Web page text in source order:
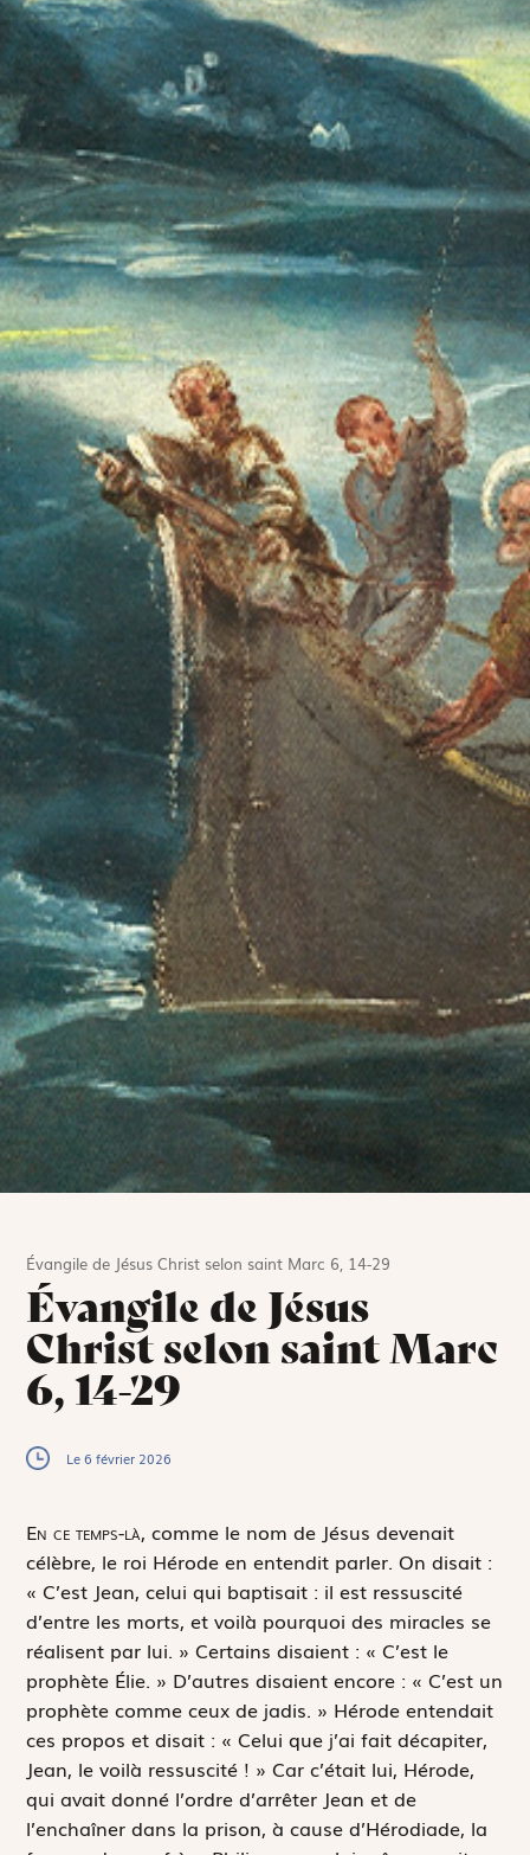
Évangile de Jésus Christ selon saint Marc 6, 14-29
Évangile de Jésus
Christ selon saint Marc
6, 14-29
Le 6 février 2026
En ce temps-là, comme le nom de Jésus devenait
célèbre, le roi Hérode en entendit parler. On disait :
« C’est Jean, celui qui baptisait : il est ressuscité
d’entre les morts, et voilà pourquoi des miracles se
réalisent par lui. » Certains disaient : « C’est le
prophète Élie. » D’autres disaient encore : « C’est un
prophète comme ceux de jadis. » Hérode entendait
ces propos et disait : « Celui que j’ai fait décapiter,
Jean, le voilà ressuscité ! » Car c’était lui, Hérode,
qui avait donné l’ordre d’arrêter Jean et de
l’enchaîner dans la prison, à cause d’Hérodiade, la